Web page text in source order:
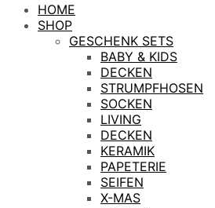
HOME
SHOP
GESCHENK SETS
BABY & KIDS
DECKEN
STRUMPFHOSEN
SOCKEN
LIVING
DECKEN
KERAMIK
PAPETERIE
SEIFEN
X-MAS